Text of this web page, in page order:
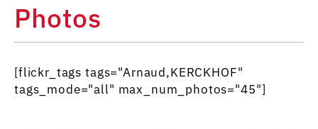
Photos
[flickr_tags tags="Arnaud,KERCKHOF"
tags_mode="all" max_num_photos="45"]